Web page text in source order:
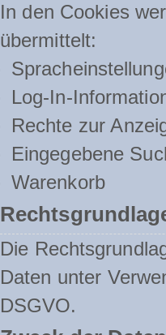
In den Cookies
übermittelt:
Log-In-
Rechte zur
Eingegebene
Warenkorb
Die
Daten unter
DSGVO.